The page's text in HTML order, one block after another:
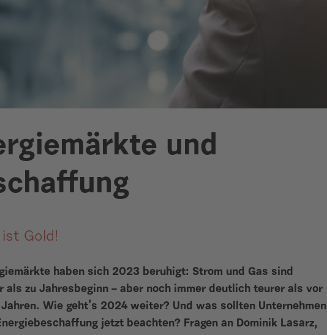
und
ist Gold!
haben sich 2023 beruhigt: Strom und Gas sind
als zu Jahresbeginn – aber noch immer deutlich teurer als vor
Wie geht’s 2024 weiter? Und was sollten Unternehmen
jetzt beachten? Fragen an Dominik Lasarz,